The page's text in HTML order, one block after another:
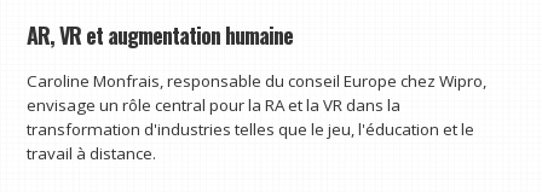
AR, VR et augmentation humaine
Caroline Monfrais, responsable du conseil Europe chez Wipro,
envisage un rôle central pour la RA et la VR dans la
transformation d'industries telles que le jeu, l'éducation et le
travail à distance.